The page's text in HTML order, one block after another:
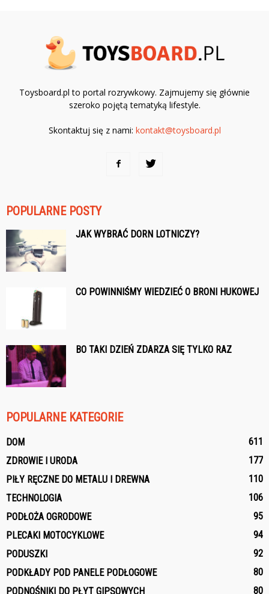
Toysboard.pl to portal rozrywkowy. Zajmujemy się głównie
szeroko pojętą tematyką lifestyle.
Skontaktuj się z nami: kontakt@toysboard.pl
POPULARNE POSTY
JAK WYBRAĆ DORN LOTNICZY?
CO POWINNIŚMY WIEDZIEĆ O BRONI HUKOWEJ
BO TAKI DZIEŃ ZDARZA SIĘ TYLKO RAZ
POPULARNE KATEGORIE
DOM
611
ZDROWIE I URODA
177
PIŁY RĘCZNE DO METALU I DREWNA
110
TECHNOLOGIA
106
PODŁOŻA OGRODOWE
95
PLECAKI MOTOCYKLOWE
94
PODUSZKI
92
PODKŁADY POD PANELE PODŁOGOWE
80
PODNOŚNIKI DO PŁYT GIPSOWYCH
80